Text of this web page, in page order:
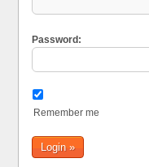
Password:
Remember me